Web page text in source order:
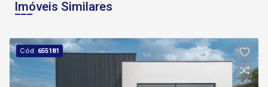
Imóveis Similares
Cód. 655181